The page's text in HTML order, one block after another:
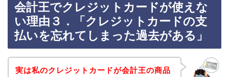
会計王でクレジットカードが使えな
い理由３．「クレジットカードの支
払いを忘れてしまった過去がある」
実は私のクレジットカードが会計王の商品